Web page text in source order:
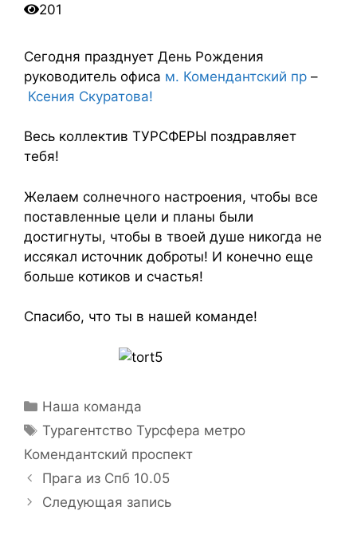
201
Сегодня празднует День Рождения
руководитель офиса м. Комендантский пр –
Ксения Скуратова!
Весь коллектив ТУРСФЕРЫ поздравляет
тебя!
Желаем солнечного настроения, чтобы все
поставленные цели и планы были
достигнуты, чтобы в твоей душе никогда не
иссякал источник доброты! И конечно еще
больше котиков и счастья!
Спасибо, что ты в нашей команде!
Наша команда
Турагентство Турсфера метро
Комендантский проспект
Прага из Спб 10.05
Следующая запись